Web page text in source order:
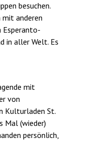
besuchen.
anderen
Esperanto-
in aller Welt. Es
mit
von
Kulturladen St.
Mal (wieder)
persönlich,